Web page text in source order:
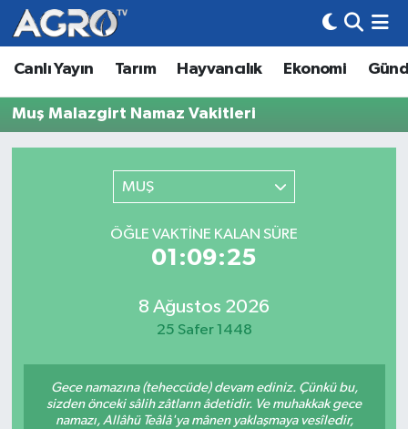
Canlı Yayın Tarım Hayvancılık Ekonomi
Muş Malazgirt Namaz Vakitleri
MUŞ
ÖĞLE VAKTINE KALAN SÜRE
01:09:25
8 Ağustos 2026
25 Safer 1448
Gece namazına (teheccüde) devam ediniz. Çünkü bu,
sizden önceki sâlih zâtların âdetidir. Ve muhakkak gece
namazı, Allâhü Teâlâ'ya mânen yaklaşmaya vesîledir,
Hava Durumu
Trafik Durumu
Tüm Manşetler
Son Dakika Haberleri